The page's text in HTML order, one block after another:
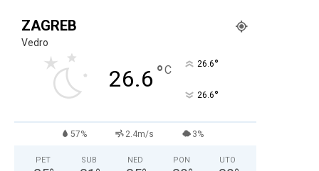
ZAGREB
Vedro
26.6 °C 26.6°
26.6°
57% 2.4m/s 3%
PET SUB NED PON UTO